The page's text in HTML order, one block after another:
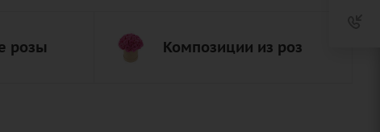
розы Композиции из роз